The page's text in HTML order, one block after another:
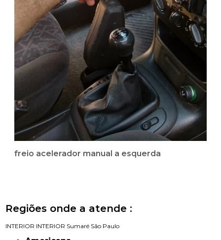
freio acelerador manual a esquerda
Regiões onde a atende :
INTERIOR INTERIOR Sumaré São Paulo